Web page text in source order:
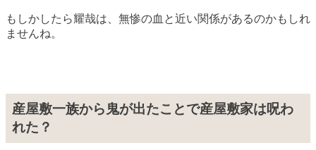
もしかしたら耀哉は、無惨の血と近い関係があるのかもしれ
ませんね。
産屋敷一族から鬼が出たことで産屋敷家は呪わ
れた？